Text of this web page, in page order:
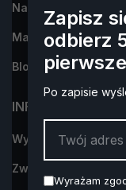
Zapisz
odbierz
Po zapisie
Wyrażam
Najczęściej
Marki
Blog
INFORMACJA
Wysyłka i płatności
Zwroty i reklamacje